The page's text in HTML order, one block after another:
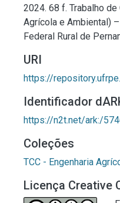
2024. 68 f. Trabalho
Agrícola e Ambiental)
Federal Rural de
URI
https://
Identificador
https://n2t.net/ark:/
Coleções
TCC - Engenharia
Licença Creative